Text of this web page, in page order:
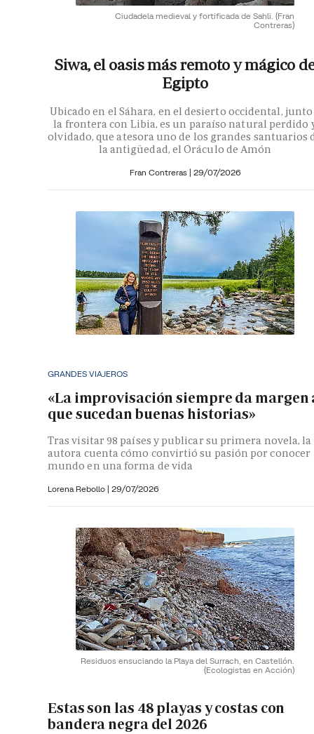
Ciudadela medieval y fortificada de Sahli. (Fran
Contreras)
Siwa, el oasis más remoto y mágico
Egipto
Ubicado en el Sáhara, en el desierto occidental, junto
la frontera con Libia, es un paraíso natural perdido
olvidado, que atesora uno de los grandes santuarios
la antigüedad, el Oráculo de Amón
Fran Contreras | 29/07/2026
GRANDES VIAJEROS
«La improvisación siempre da margen
que sucedan buenas historias»
Tras visitar 98 países y publicar su primera novela, la
autora cuenta cómo convirtió su pasión por conocer
mundo en una forma de vida
Lorena Rebollo | 29/07/2026
Residuos ensuciando la Playa del Surrach, en Castellón.
(Ecologistas en Acción)
Estas son las 48 playas y costas con
bandera negra del 2026